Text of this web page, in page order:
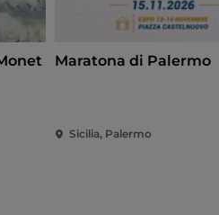
Maratona di Palermo
Sicilia, Palermo